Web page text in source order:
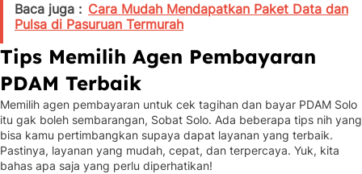
Baca juga : Cara Mudah Mendapatkan Paket Data dan
Pulsa di Pasuruan Termurah
Tips Memilih Agen Pembayaran
PDAM Terbaik
Memilih agen pembayaran untuk cek tagihan dan bayar PDAM Solo
itu gak boleh sembarangan, Sobat Solo. Ada beberapa tips nih yang
bisa kamu pertimbangkan supaya dapat layanan yang terbaik.
Pastinya, layanan yang mudah, cepat, dan terpercaya. Yuk, kita
bahas apa saja yang perlu diperhatikan!